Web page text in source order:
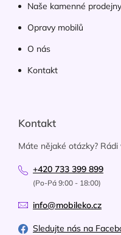
Naše kamenné prodejny
Opravy mobilů
O nás
Kontakt
Kontakt
Máte nějaké otázky?
+420 733 399 899
(Po-Pá 9:00 - 18:00)
info@mobileko.cz
Sledujte nás na